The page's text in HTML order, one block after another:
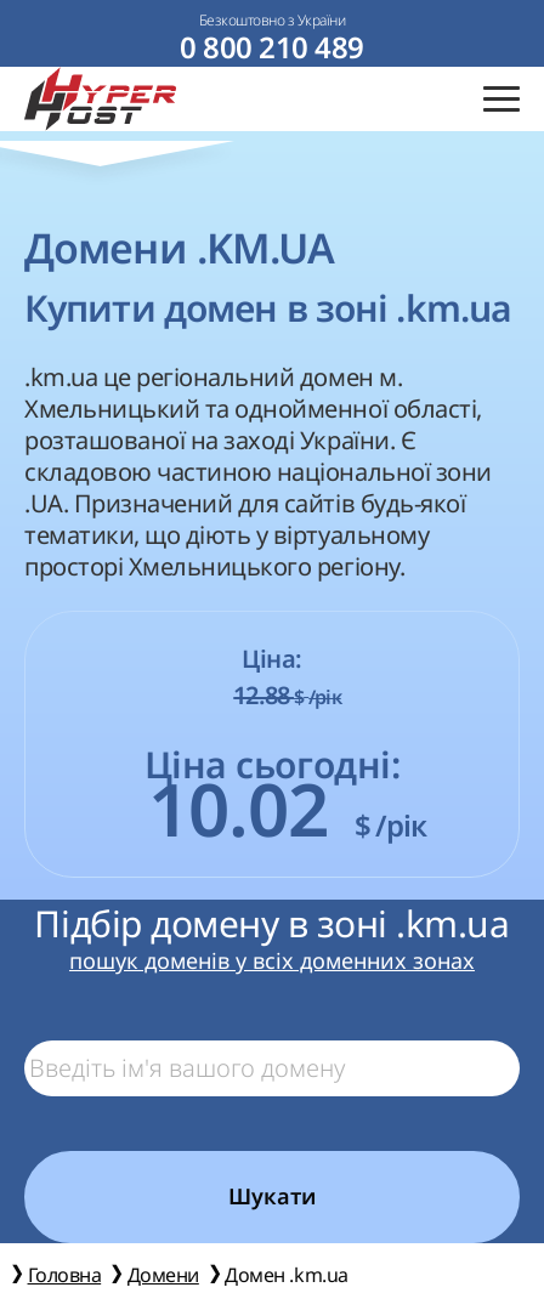
Безкоштовно з України
0 800 210 489
Домени .KM.UA
Купити домен в зоні .km.ua
.km.ua це регіональний домен м.
Хмельницький та однойменної області,
розташованої на заході України. Є
складовою частиною національної зони
.UA. Призначений для сайтів будь-якої
тематики, що діють у віртуальному
просторі Хмельницького регіону.
Ціна:
12.88$ /рік
Ціна сьогодні:
10.02 $/рік
Підбір домену в зоні .km.ua
пошук доменів у всіх доменних зонах
Шукати
Головна Домени Домен .km.ua